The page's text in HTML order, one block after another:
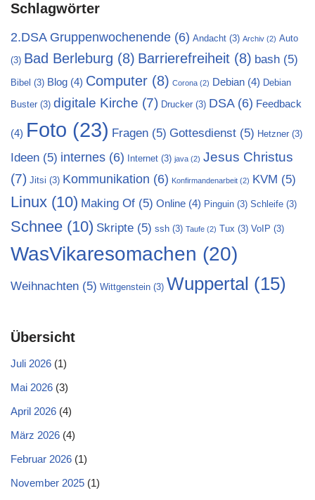
Schlagwörter
2.DSA Gruppenwochenende (6) Andacht (3) Archiv (2) Auto
(3) Bad Berleburg (8) Barrierefreiheit (8) bash (5)
Bibel (3) Blog (4) Computer (8) Corona (2) Debian (4) Debian
Buster (3) digitale Kirche (7) Drucker (3) DSA(6) Feedback
(4) Foto (23) Fragen (5) Gottesdienst (5) Hetzner (3)
Ideen (5) internes (6) Internet (3) java (2) Jesus Christus
(7) Jitsi (3) Kommunikation (6) Konfirmandenarbeit (2) KVM (5)
Linux (10) Making Of (5) Online (4) Pinguin (3) Schleife (3)
Schnee (10) Skripte (5) ssh (3) Taufe (2) Tux (3) VoIP (3)
WasVikaresomachen (20)
Weihnachten (5) Wittgenstein (3) Wuppertal (15)
Übersicht
Juli 2026 (1)
Mai 2026 (3)
April 2026 (4)
März 2026 (4)
Februar 2026 (1)
November 2025 (1)